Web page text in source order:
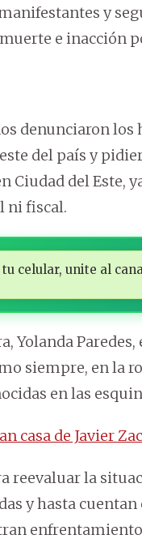
y
e inacción
denunciaron
del país y
Ciudad del Este,
ni fiscal.
celular, unite al
Yolanda
siempre, en la
en las
casa de Javier
reevaluar la
y hasta